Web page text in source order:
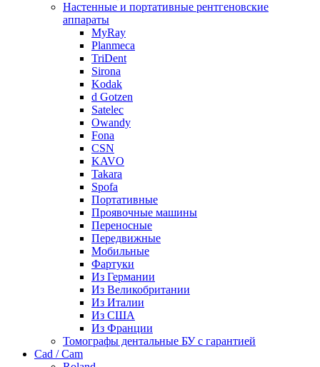
Настенные и портативные рентгеновские
аппараты
MyRay
Planmeca
TriDent
Sirona
Kodak
d Gotzen
Satelec
Owandy
Fona
CSN
KAVO
Takara
Spofa
Портативные
Проявочные машины
Переносные
Передвижные
Мобильные
Фартуки
Из Германии
Из Великобритании
Из Италии
Из США
Из Франции
Томографы дентальные БУ с гарантией
Cad / Cam